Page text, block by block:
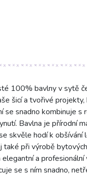
100% bavlny v sytě
šicí a tvořivé
snadno kombinuje s
Bavlna je přírodní
skvěle hodí k obšívání
při výrobě
a
se s ním snadno,